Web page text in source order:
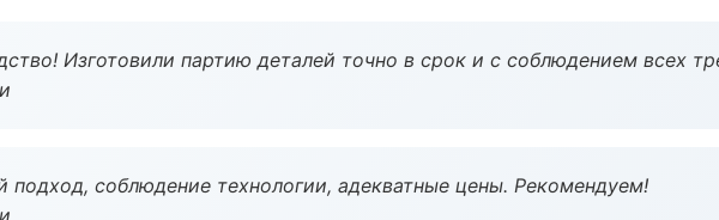
Изготовили партию деталей точно в срок и с соблюдением всех
подход, соблюдение технологии, адекватные цены. Рекомендуем!